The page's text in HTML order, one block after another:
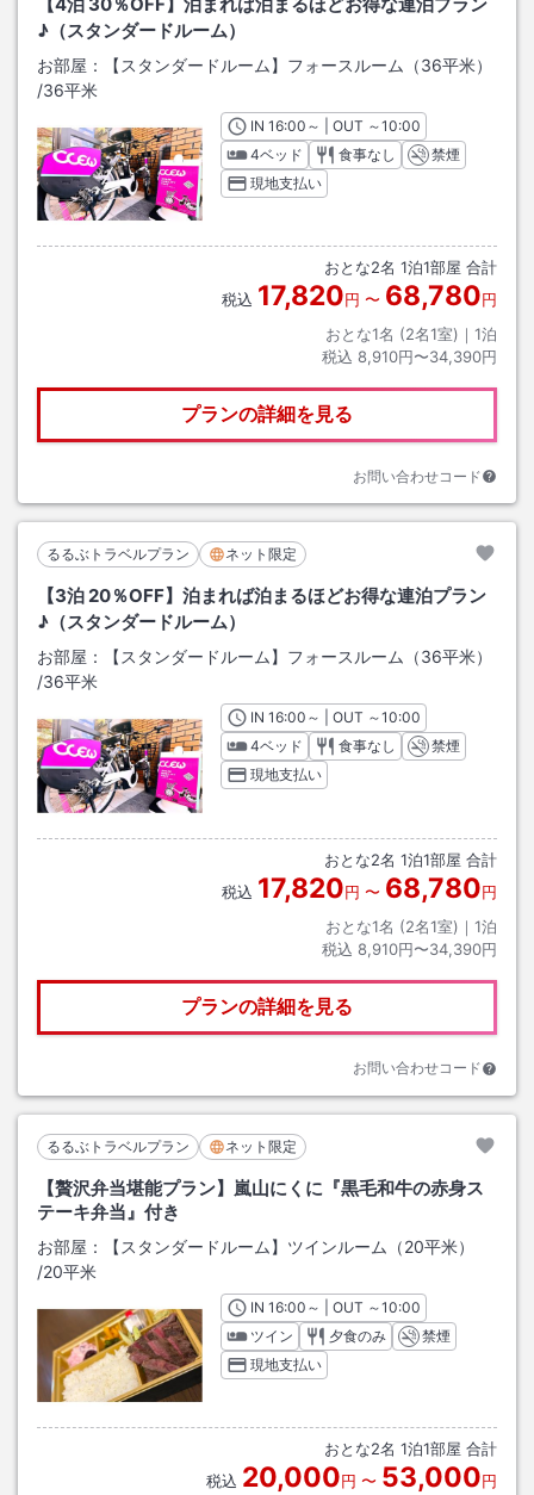
♪（スタンダードルーム）
お部屋：
【スタンダードルーム】フォースルーム（36平米）
/36平米
INチェックイン
16:00 ～ | OUT チェックアウト
～10:00
4ベッド
食事なし
禁煙
現地支払い
おとな2名 1泊1部屋 合計
税込 17,820円 〜 68,780円
おとな1名 (2名1室)｜ 1泊
税込 8,910円〜34,390円
プランの詳細を見る
お問い合わせコード
るるぶトラベルプラン ネット限定
【3泊 20％OFF】泊まれば泊まるほどお得な連泊プラン
♪（スタンダードルーム）
お部屋：
【スタンダードルーム】フォースルーム（36平米）
/36平米
INチェックイン
16:00 ～ | OUT チェックアウト
～10:00
4ベッド
食事なし
禁煙
現地支払い
おとな2名 1泊1部屋 合計
税込 17,820円 〜 68,780円
おとな1名 (2名1室)｜ 1泊
税込 8,910円〜34,390円
プランの詳細を見る
お問い合わせコード
るるぶトラベルプラン ネット限定
【贅沢弁当堪能プラン】嵐山にくに『黒毛和牛の赤身ス
テーキ弁当』付き
お部屋：
【スタンダードルーム】ツインルーム（20平米）
/20平米
INチェックイン
16:00 ～ | OUT チェックアウト
～10:00
ツイン
夕食のみ
禁煙
現地支払い
おとな2名 1泊1部屋 合計
税込 20,000円 〜 53,000円